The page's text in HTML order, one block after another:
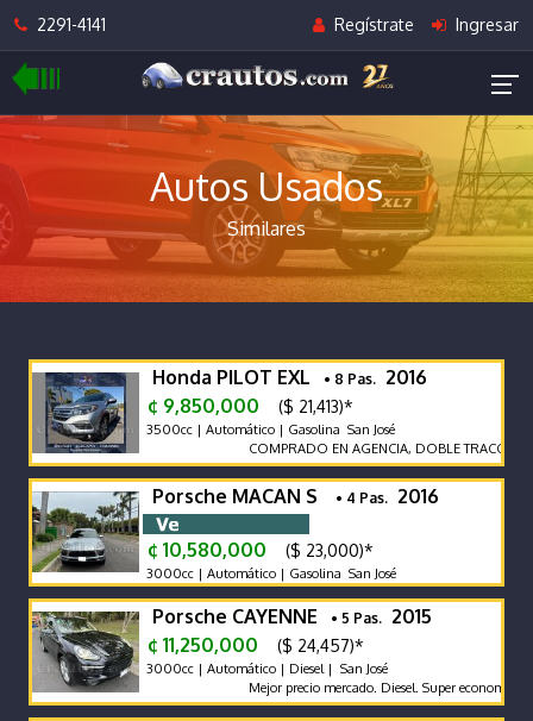
2291-4141 Regístrate Ingresar
Autos Usados
Similares
Honda PILOT EXL • 8 Pas. 2016
¢ 9,850,000
($ 21,413)*
3500cc | Automático | Gasolina San José
COMPRADO EN AGENCIA, DOBLE TRACCION,
Porsche MACAN S • 4 Pas. 2016
¢ 10,580,000 ($ 23,000)*
3000cc | Automático | Gasolina San José
Porsche CAYENNE • 5 Pas. 2015
¢ 11,250,000
($ 24,457)*
3000cc | Automático | Diesel | San José
Mejor precio mercado. Diesel. Super economico.